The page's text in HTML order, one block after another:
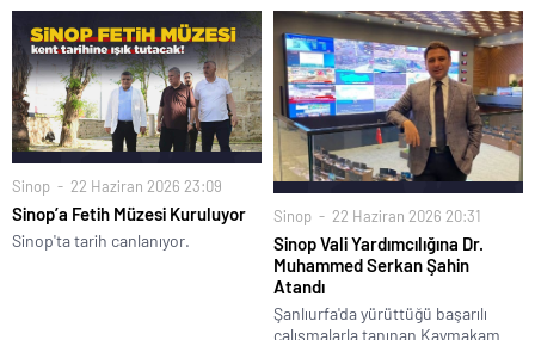
Sinop 22 Haziran 2026 23:09
Sinop’a Fetih Müzesi Kuruluyor
Sinop'ta tarih canlanıyor.
Sinop 22 Haziran 2026 20:31
Sinop Vali Yardımcılığına Dr.
Muhammed Serkan Şahin
Atandı
Şanlıurfa'da yürüttüğü başarılı
çalışmalarla tanınan Kaymakam